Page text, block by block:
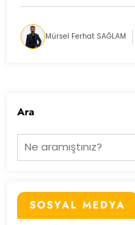
Mürsel Ferhat SAĞLAM
Ara
SOSYAL MEDYA